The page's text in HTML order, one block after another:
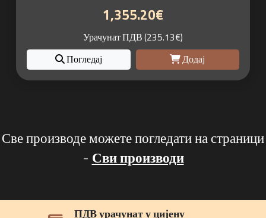
1,355.20€
Урачунат ПДВ (235.13€)
Погледај
Додај
Све производе можете погледати на страници
- Сви производи
ПДВ урачунат у цијену